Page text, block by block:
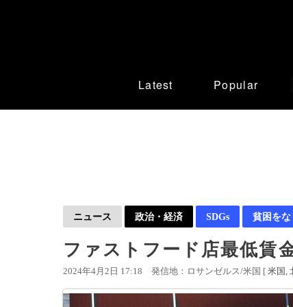
Latest Popular
ニュース 政治・経済 SDGs 貧困をな
ファストフード店最低賃
2024年4月2日 17:18 発信地：ロサンゼルス/米国 [ 米国